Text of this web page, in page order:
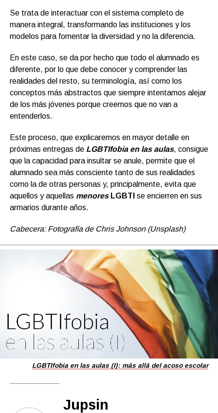
Se trata de interactuar con el sistema completo de
manera integral, transformando las instituciones y los
modelos para fomentar la diversidad y no la diferencia.
En este caso, se da por hecho que todo el alumnado es
diferente, por lo que debe conocer y comprender las
realidades del resto, su terminología, así como los
conceptos más abstractos que siempre intentamos alejar
de los más jóvenes porque creemos que no van a
entenderlos.
Este proceso, que explicaremos en mayor detalle en
próximas entregas de LGBTIfobia en las aulas, consigue
que la capacidad para insultar se anule, permite que el
alumnado sea más consciente tanto de sus realidades
como la de otras personas y, principalmente, evita que
aquellos y aquellas menores LGBTI se encierren en sus
armarios durante años.
Cabecera: Fotografía de Chris Johnson (Unsplash)
LGBTIfobia en las aulas (I): más allá del acoso escolar
Jupsin